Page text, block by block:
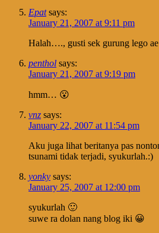
Epat says:
January 21, 2007 at 9:11 pm
Halah…., gusti sek gurung lego ae
penthol says:
January 21, 2007 at 9:19 pm
hmm… 😮
vnz says:
January 22, 2007 at 11:54 pm
Aku juga lihat beritanya pas
tsunami tidak terjadi, syukurlah.:)
yonky says:
January 25, 2007 at 12:00 pm
syukurlah 🙂
suwe ra dolan nang blog iki 😀